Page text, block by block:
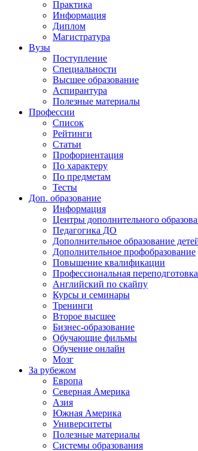
Практика
Информация
Диплом
Магистратура
Вузы
Поступление
Специальности
Высшее образование
Аспирантура
Полезные материалы
Профессии
Список
Рейтинги
Статьи
Профориентация
По характеру
По предметам
Тесты
Доп. образование
Информация
Центры дополнительного
Педагогика ДО
Дополнительное образование
Дополнительное профобразование
Повышение квалификации
Профессиональная переподготовка
Английский по скайпу
Курсы и семинары
Тренинги
Второе высшее
Бизнес-образование
Обучающие фильмы
Обучение онлайн
Мозг
За рубежом
Европа
Северная Америка
Азия
Южная Америка
Университеты
Полезные материалы
Системы образования